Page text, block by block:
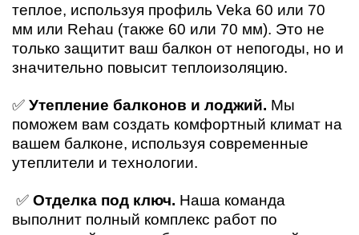
теплое, используя профиль Veka 60 или 70
мм или Rehau (также 60 или 70 мм). Это не
только защитит ваш балкон от непогоды, но и
значительно повысит теплоизоляцию.
✅ Утепление балконов и лоджий. Мы
поможем вам создать комфортный климат на
вашем балконе, используя современные
утеплители и технологии.
✅ Отделка под ключ. Наша команда
выполнит полный комплекс работ по